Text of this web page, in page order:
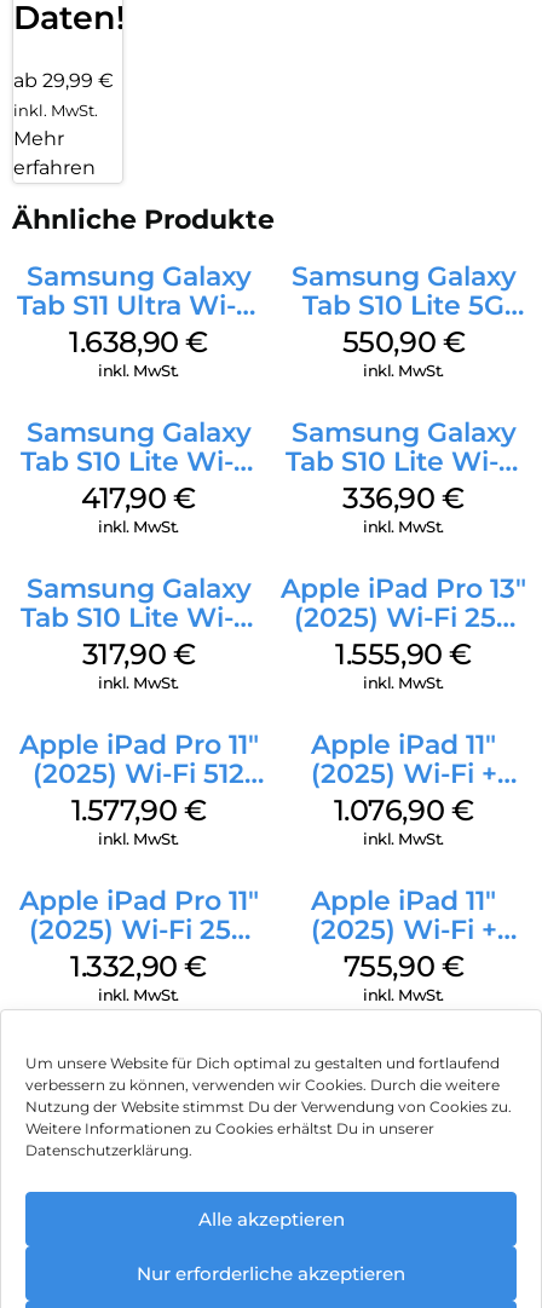
Um unsere Website für Dich optimal zu gestalten und fortlaufend
verbessern zu können, verwenden wir Cookies. Durch die weitere
Nutzung der Website stimmst Du der Verwendung von Cookies zu.
Weitere Informationen zu Cookies erhältst Du in unserer
Datenschutzerklärung.
Alle akzeptieren
Nur erforderliche akzeptieren
Daten!
ab 29,99 €
inkl. MwSt.
Mehr
erfahren
Ähnliche Produkte
Samsung Galaxy
Tab S11 Ultra Wi-Fi
512 GB Gray
1.638,90€
inkl. MwSt.
Samsung Galaxy
Tab S10 Lite 5G
256 GB Gray
550,90 €
inkl. MwSt.
Samsung Galaxy
Tab S10 Lite Wi-Fi
256 GB Silver
417,90€
inkl. MwSt.
Samsung Galaxy
Tab S10 Lite Wi-Fi
128 GB Silver
336,90€
inkl. MwSt.
Samsung Galaxy
Tab S10 Lite Wi-Fi
128 GB Gray
317,90 €
inkl. MwSt.
Apple iPad Pro 13″
(2025) Wi-Fi 256
GB Standardglas
Space Schwarz
1.555,90€
inkl. MwSt.
Apple iPad Pro 11″
(2025) Wi-Fi 512
GB Standardglas
Space Schwarz
1.577,90 €
inkl. MwSt.
Apple iPad 11″
(2025) Wi-Fi +
Cellular 512 GB
Pink
1.076,90 €
inkl. MwSt.
Apple iPad Pro 11″
(2025) Wi-Fi 256
GB Standardglas
Silber
1.332,90€
inkl. MwSt.
Apple iPad 11″
(2025) Wi-Fi +
Cellular 256 GB
Pink
755,90 €
inkl. MwSt.
Impressum
Können wir Dir behilflich sein?